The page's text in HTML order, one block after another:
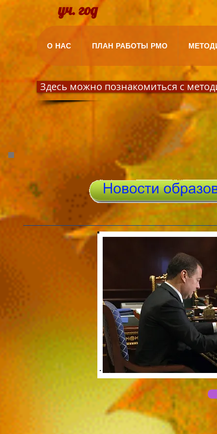
уч. год
О НАС ПЛАН РАБОТЫ РМО
Здесь можно познакомиться с